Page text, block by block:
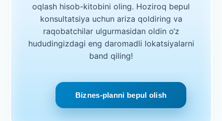
oqlash hisob-kitobini oling. Hoziroq bepul
konsultatsiya uchun ariza qoldiring va
raqobatchilar ulgurmasidan oldin o‘z
hududingizdagi eng daromadli lokatsiyalarni
band qiling!
Biznes-planni bepul olish